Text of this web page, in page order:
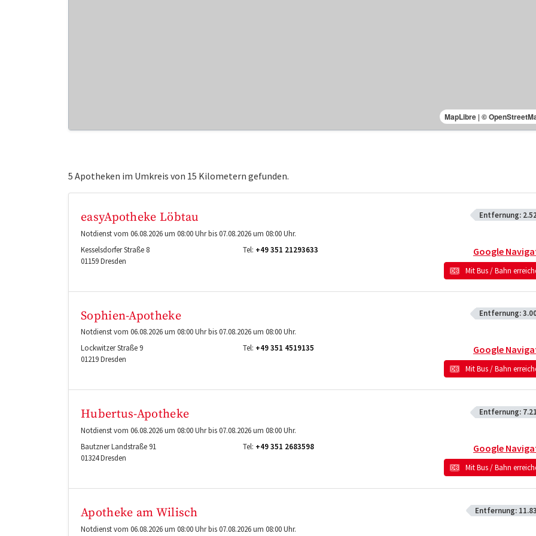
MapLibre | ©
5 Apotheken im Umkreis von 15 Kilometern gefunden.
easyApotheke Löbtau Entfernung:
Notdienst vom 06.08.2026 um 08:00 Uhr bis 07.08.2026 um 08:00 Uhr.
Kesselsdorfer Straße 8
01159Dresden
Tel: +49 351 21293633 Google
Mit Bus / Bahn
Sophien-Apotheke Entfernung:
Notdienst vom 06.08.2026 um 08:00 Uhr bis 07.08.2026 um 08:00 Uhr.
Lockwitzer Straße 9
01219Dresden
Tel: +49 351 4519135 Google
Mit Bus / Bahn
Hubertus-Apotheke Entfernung:
Notdienst vom 06.08.2026 um 08:00 Uhr bis 07.08.2026 um 08:00 Uhr.
Bautzner Landstraße 91
01324Dresden
Tel: +49 351 2683598 Google
Mit Bus / Bahn
Apotheke am Wilisch Entfernung:
Notdienst vom 06.08.2026 um 08:00 Uhr bis 07.08.2026 um 08:00 Uhr.